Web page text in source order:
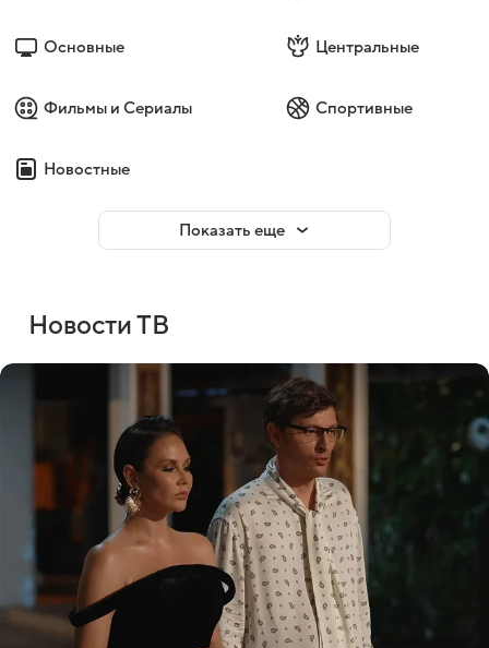
Основные Центральные
Фильмы и Сериалы Спортивные
Новостные
Показать еще
Новости ТВ